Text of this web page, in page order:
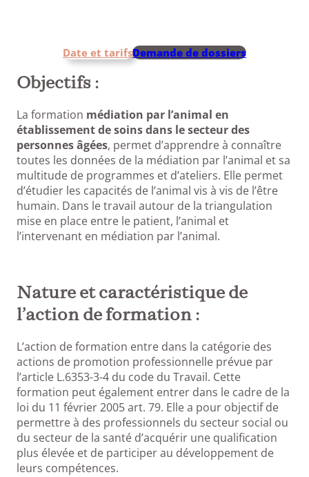
Date et tarifsDemande de dossiers
Objectifs :
La formation médiation par l’animal en
établissement de soins dans le secteur des
personnes âgées, permet d’apprendre à connaître
toutes les données de la médiation par l’animal et sa
multitude de programmes et d’ateliers. Elle permet
d’étudier les capacités de l’animal vis à vis de l’être
humain. Dans le travail autour de la triangulation
mise en place entre le patient, l’animal et
l’intervenant en médiation par l’animal.
Nature et caractéristique de
l’action de formation :
L’action de formation entre dans la catégorie des
actions de promotion professionnelle prévue par
l’article L.6353-3-4 du code du Travail. Cette
formation peut également entrer dans le cadre de la
loi du 11 février 2005 art. 79. Elle a pour objectif de
permettre à des professionnels du secteur social ou
du secteur de la santé d’acquérir une qualification
plus élevée et de participer au développement de
leurs compétences.